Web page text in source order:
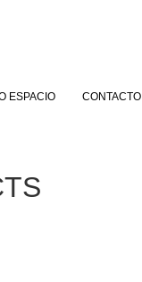
ESPACIO CONTACTO